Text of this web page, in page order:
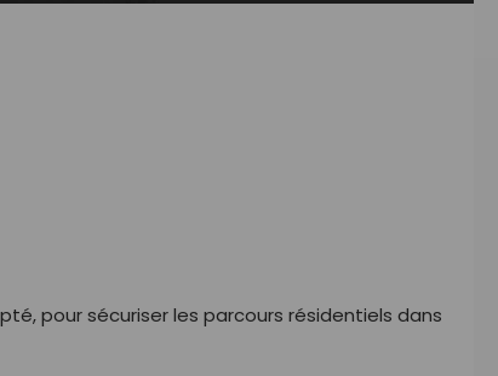
pour sécuriser les parcours résidentiels dans